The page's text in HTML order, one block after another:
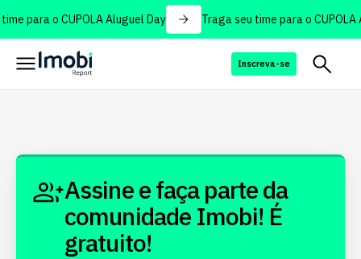
para o CUPOLA Aluguel Day Traga seu time para o CUPOLA
Inscreva-se
Assine e faça parte da
comunidade Imobi! É
gratuito!